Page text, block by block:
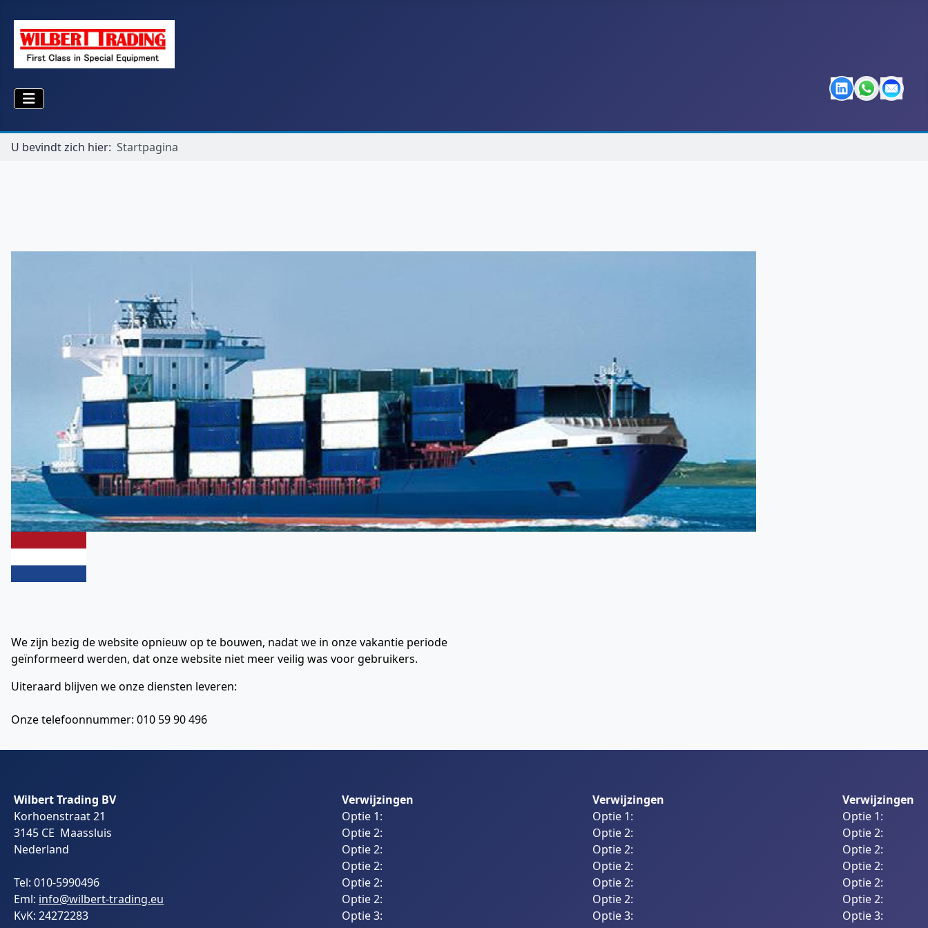
U bevindt zich hier: Startpagina
We zijn bezig de website opnieuw op te bouwen, nadat we in onze vakantie periode
geïnformeerd werden, dat onze website niet meer veilig was voor gebruikers.
Uiteraard blijven we onze diensten leveren:
Onze telefoonnummer: 010 59 90 496
Wilbert Trading BV
Korhoenstraat 21
3145 CE Maassluis
Nederland
Tel: 010-5990496
Eml: info@wilbert-trading.eu
KvK: 24272283
Verwijzingen
Optie 1:
Optie 2:
Optie 2:
Optie 2:
Optie 2:
Optie 2:
Optie 3:
Verwijzingen
Optie 1:
Optie 2:
Optie 2:
Optie 2:
Optie 2:
Optie 2:
Optie 3:
Verwijzingen
Optie 1:
Optie 2:
Optie 2:
Optie 2:
Optie 2:
Optie 2:
Optie 3: